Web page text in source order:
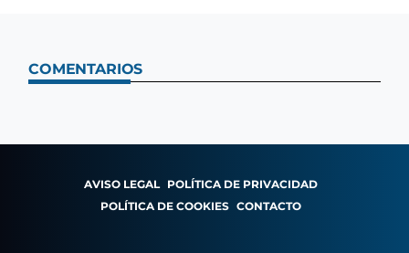
COMENTARIOS
AVISO LEGAL POLÍTICA DE PRIVACIDAD
POLÍTICA DE COOKIES CONTACTO